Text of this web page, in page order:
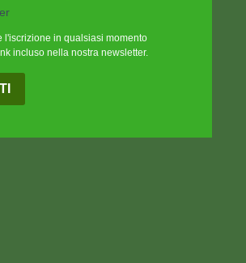
l'iscrizione in qualsiasi momento
incluso nella nostra newsletter.